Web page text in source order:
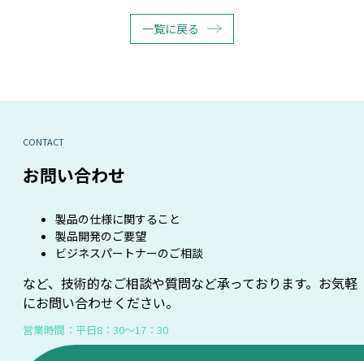
一覧に戻る
CONTACT
お問い合わせ
製品の仕様に関すること
製品開発のご要望
ビジネスパートナーのご相談
など、技術的なご相談や質問など承っております。お気軽
にお問い合わせください。
営業時間：平日8：30～17：30